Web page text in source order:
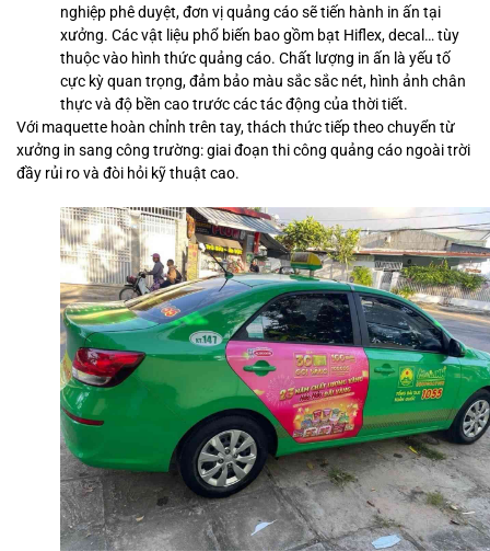
nghiệp phê duyệt, đơn vị quảng cáo sẽ tiến hành in ấn tại
xưởng. Các vật liệu phổ biến bao gồm bạt Hiflex, decal… tùy
thuộc vào hình thức quảng cáo. Chất lượng in ấn là yếu tố
cực kỳ quan trọng, đảm bảo màu sắc sắc nét, hình ảnh chân
thực và độ bền cao trước các tác động của thời tiết.
Với maquette hoàn chỉnh trên tay, thách thức tiếp theo chuyển từ
xưởng in sang công trường: giai đoạn thi công quảng cáo ngoài trời
đầy rủi ro và đòi hỏi kỹ thuật cao.